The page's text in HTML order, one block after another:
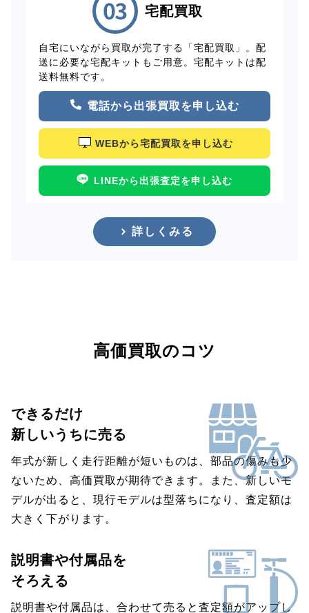
宅配買取
自宅にいながら買取が完了する「宅配買取」。配
送に必要な宅配キットもご用意。宅配キットは配
送料無料です。
電話から出張買取を申し込む
WEBから宅配買取を申し込む
LINEから出張査定を申し込む
詳しくみる
高価買取のコツ
できるだけ
新しいうちに売る
年式が新しく走行距離が短いものは、部品の傷みも少
ないため、高価買取が期待できます。また、新しいモ
デルが出ると、現行モデルは型落ちになり、査定額は
大きく下がります。
説明書や付属品を
そろえる
説明書や付属品は、合わせて売ると査定額がアップし